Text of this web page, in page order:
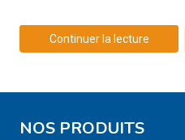
Continuer la lecture
NOS PRODUITS